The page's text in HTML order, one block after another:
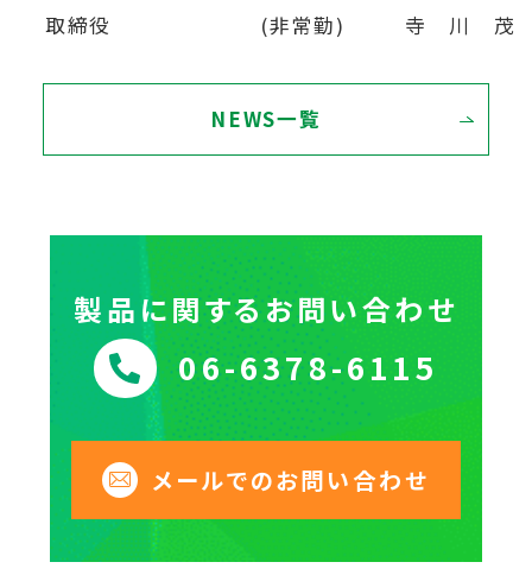
取締役
(非常勤) 寺 川 茂
NEWS一覧
製品に関するお問い合わせ
06-6378-6115
メールでのお問い合わせ